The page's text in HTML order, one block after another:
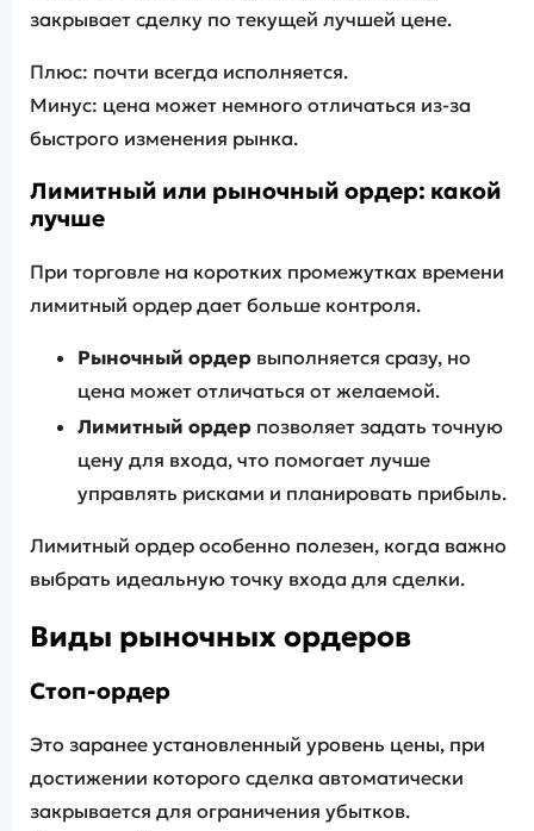
закрывает сделку по текущей лучшей цене.
Плюс: почти всегда исполняется.
Минус: цена может немного отличаться из-за
быстрого изменения рынка.
Лимитный или рыночный ордер: какой
лучше
При торговле на коротких промежутках времени
лимитный ордер дает больше контроля.
Рыночный ордер выполняется сразу, но
цена может отличаться от желаемой.
Лимитный ордер позволяет задать точную
цену для входа, что помогает лучше
управлять рисками и планировать прибыль.
Лимитный ордер особенно полезен, когда важно
выбрать идеальную точку входа для сделки.
Виды рыночных ордеров
Стоп-ордер
Это заранее установленный уровень цены, при
достижении которого сделка автоматически
закрывается для ограничения убытков.